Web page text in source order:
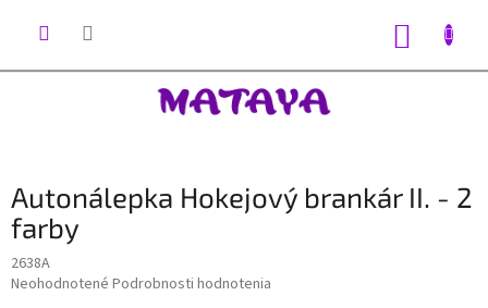
Autonálepka Hokejový brankár II. - 2
farby
2638A
Priemerné
Neohodnotené Podrobnosti hodnotenia